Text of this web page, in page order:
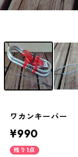
ワカンキーパー
¥990
残り1点